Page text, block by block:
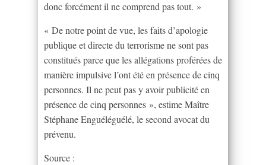
donc forcément il ne comprend pas tout. »
« De notre point de vue, les faits d’apologie
publique et directe du terrorisme ne sont pas
constitués parce que les allégations proférées de
manière impulsive l’ont été en présence de cinq
personnes. Il ne peut pas y avoir publicité en
présence de cinq personnes », estime Maître
Stéphane Enguéléguélé, le second avocat du
prévenu.
Source :